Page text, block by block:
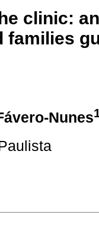
clinic:
families
Nunes